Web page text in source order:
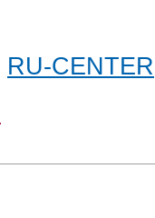
RU-CENTER